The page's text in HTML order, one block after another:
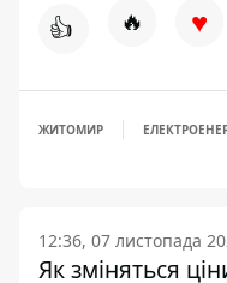
👍 🔥 ♥
ЖИТОМИР
12:36, 07 листопада
Як зміняться